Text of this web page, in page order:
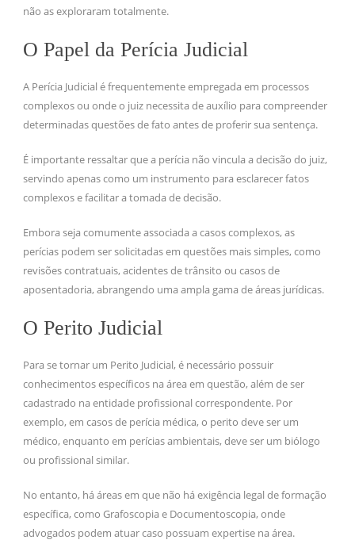
não as exploraram totalmente.
O Papel da Perícia Judicial
A Perícia Judicial é frequentemente empregada em processos
complexos ou onde o juiz necessita de auxílio para compreender
determinadas questões de fato antes de proferir sua sentença.
É importante ressaltar que a perícia não vincula a decisão do juiz,
servindo apenas como um instrumento para esclarecer fatos
complexos e facilitar a tomada de decisão.
Embora seja comumente associada a casos complexos, as
perícias podem ser solicitadas em questões mais simples, como
revisões contratuais, acidentes de trânsito ou casos de
aposentadoria, abrangendo uma ampla gama de áreas jurídicas.
O Perito Judicial
Para se tornar um Perito Judicial, é necessário possuir
conhecimentos específicos na área em questão, além de ser
cadastrado na entidade profissional correspondente. Por
exemplo, em casos de perícia médica, o perito deve ser um
médico, enquanto em perícias ambientais, deve ser um biólogo
ou profissional similar.
No entanto, há áreas em que não há exigência legal de formação
específica, como Grafoscopia e Documentoscopia, onde
advogados podem atuar caso possuam expertise na área.